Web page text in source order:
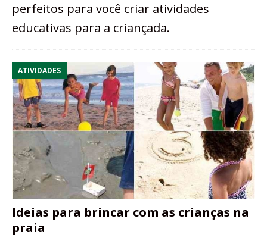
perfeitos para você criar atividades
educativas para a criançada.
ATIVIDADES
Ideias para brincar com as crianças na
praia